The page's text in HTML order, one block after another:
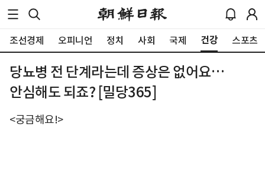
조선경제 오피니언 정치 사회 국제 건강 스포츠
당뇨병 전 단계라는데 증상은 없어요…
안심해도 되죠? [밀당365]
<궁금해요!>